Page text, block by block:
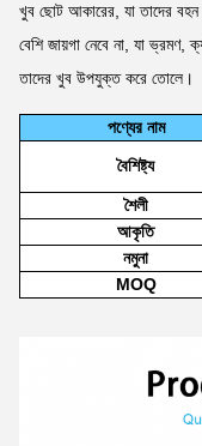
খুব ছোট আকারের, যা তাদের
বেশি জায়গা নেবে না, যা ভ্রমণ,
তাদের খুব উপযুক্ত করে তোলে।
পণ্যের নাম
বৈশিষ্ট্য
শৈলী
আকৃতি
নমুনা
MOQ